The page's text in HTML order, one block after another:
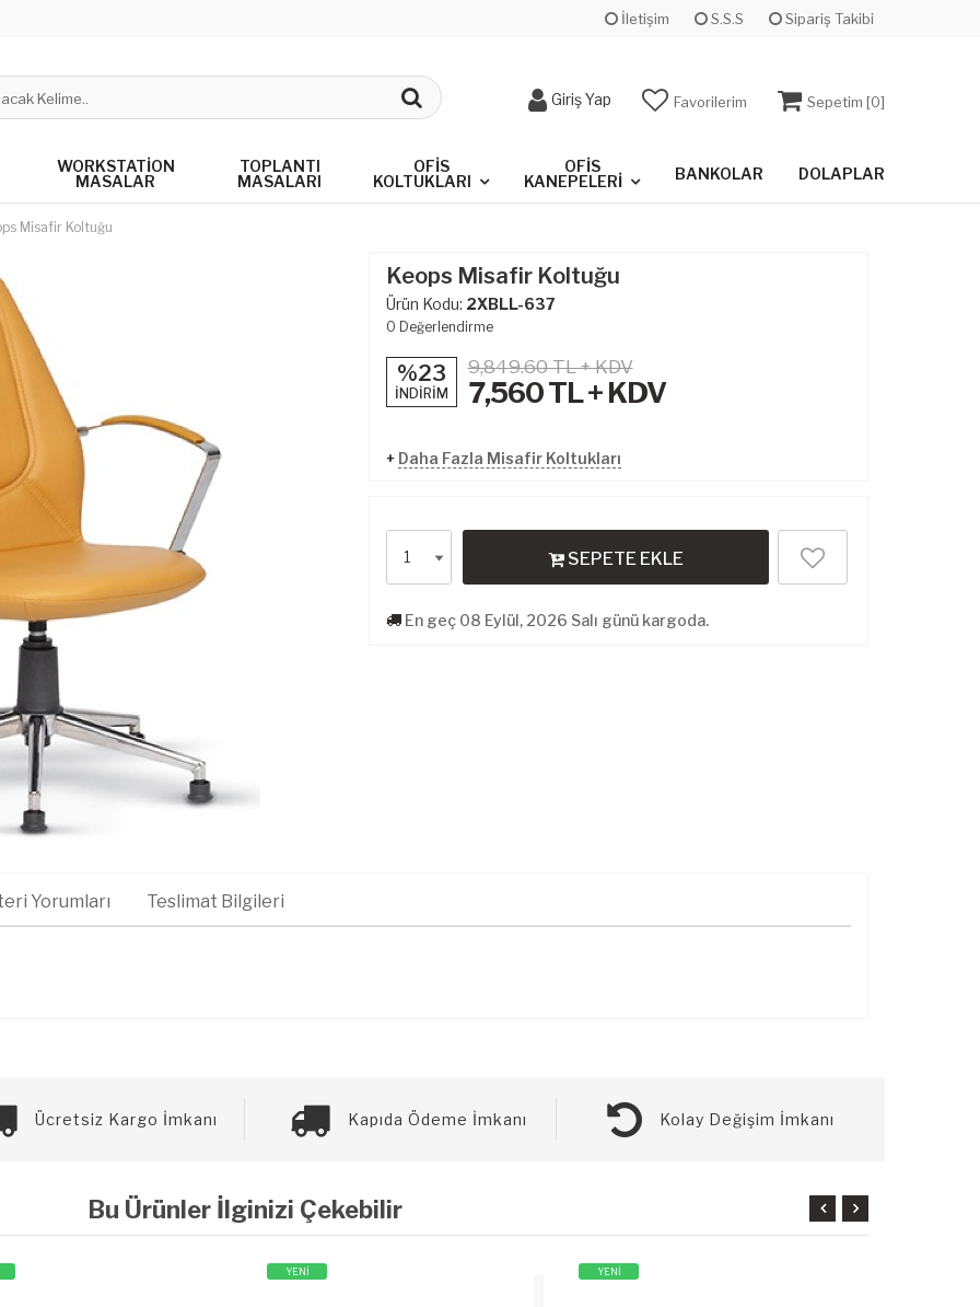
İletişim S.S.S Sipariş Takibi
Giriş Yap Favorilerim Sepetim [0]
WORKSTATION
MASALAR
TOPLANTI
MASALARI
OFIS
KOLTUKLARI
OFIS
KANEPELERI
BANKOLAR DOLAPLAR
Misafir Koltuğu
Keops Misafir Koltuğu
Ürün Kodu: 2XBLL-637
0 Değerlendirme
%23
İNDİRİM
9,849.60 TL + KDV
7,560TL + KDV
+ Daha Fazla Misafir Koltukları
SEPETE EKLE
En geç 08 Eylül, 2026 Salı günü kargoda.
Yorumları Teslimat Bilgileri
Ücretsiz Kargo İmkanı Kapıda Ödeme İmkanı Kolay Değişim İmkanı
Bu Ürünler İlginizi Çekebilir
YENİ YENİ